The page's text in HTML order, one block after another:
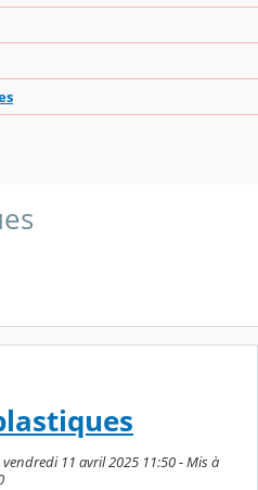
vendredi 11 avril 2025 11:50 - Mis à